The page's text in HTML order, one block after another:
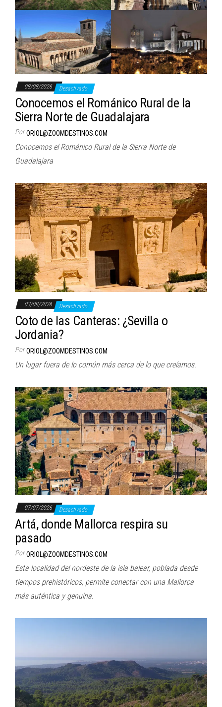
08/08/2026 Desactivado
Conocemos el Románico Rural de la
Sierra Norte de Guadalajara
Por ORIOL@ZOOMDESTINOS.COM
Conocemos el Románico Rural de la Sierra Norte de
Guadalajara
03/08/2026 Desactivado
Coto de las Canteras: ¿Sevilla o
Jordania?
Por ORIOL@ZOOMDESTINOS.COM
Un lugar fuera de lo común más cerca de lo que creíamos.
07/07/2026 Desactivado
Artá, donde Mallorca respira su
pasado
Por ORIOL@ZOOMDESTINOS.COM
Esta localidad del nordeste de la isla balear, poblada desde
tiempos prehistóricos, permite conectar con una Mallorca
más auténtica y genuina.